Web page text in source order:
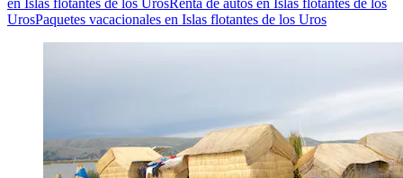
UrosPaquetes vacacionales en Islas flotantes de los Uros